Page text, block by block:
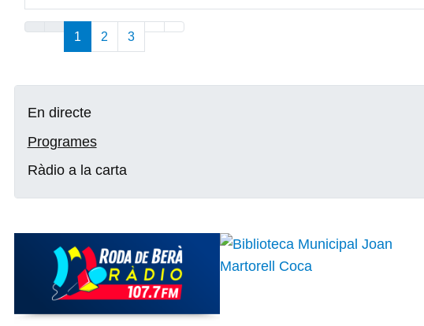
En directe
Programes
Ràdio a la carta
Articles
1 2 3